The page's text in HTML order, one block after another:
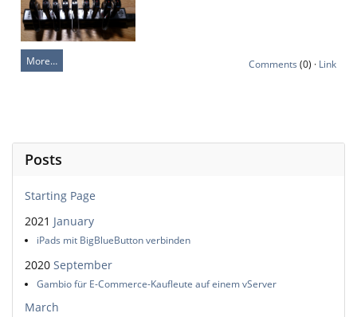
More… Comments (0) · Link
Posts
Starting Page
2021 January
iPads mit BigBlueButton verbinden
2020 September
Gambio für E-Commerce-Kaufleute auf einem vServer
March